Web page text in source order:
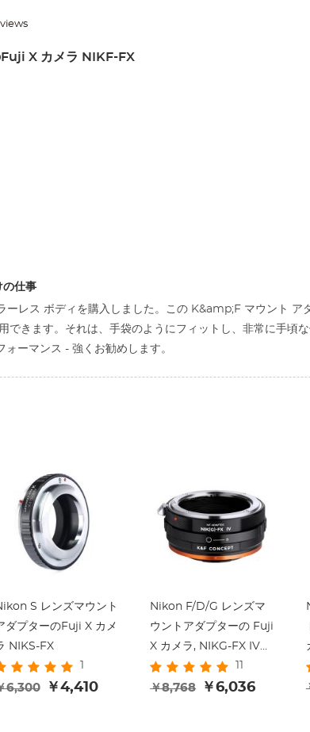
X カメラ NIKF-FX
の仕事
ーレス ボディを購入しました。この K&amp;F マウント
できます。それは、手袋のようにフィットし、非常に手頃
ォーマンス - 強くお勧めします。
S レンズマウント
ダプターのFuji X カメ
NIKS-FX
1
6,300 ￥4,410
Nikon F/D/G レンズマ
ウントアダプターの Fuji
X カメラ, NIKG-FX IV
PRO
11
￥8,768 ￥6,036